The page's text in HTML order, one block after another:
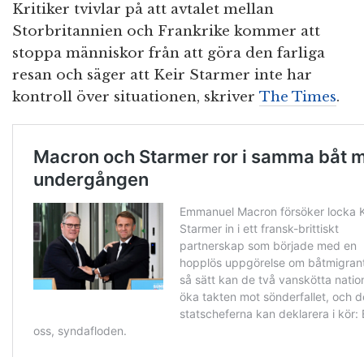
Kritiker tvivlar på att avtalet mellan
Storbritannien och Frankrike kommer att
stoppa människor från att göra den farliga
resan och säger att Keir Starmer inte har
kontroll över situationen, skriver The Times.